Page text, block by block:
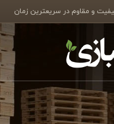
و مقاوم در سریعترین زمان